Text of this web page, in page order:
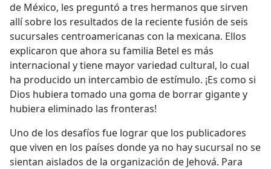
de México, les preguntó a tres hermanos que sirven
allí sobre los resultados de la reciente fusión de seis
sucursales centroamericanas con la mexicana. Ellos
explicaron que ahora su familia Betel es más
internacional y tiene mayor variedad cultural, lo cual
ha producido un intercambio de estímulo. ¡Es como si
Dios hubiera tomado una goma de borrar gigante y
hubiera eliminado las fronteras!
Uno de los desafíos fue lograr que los publicadores
que viven en los países donde ya no hay sucursal no se
sientan aislados de la organización de Jehová. Para